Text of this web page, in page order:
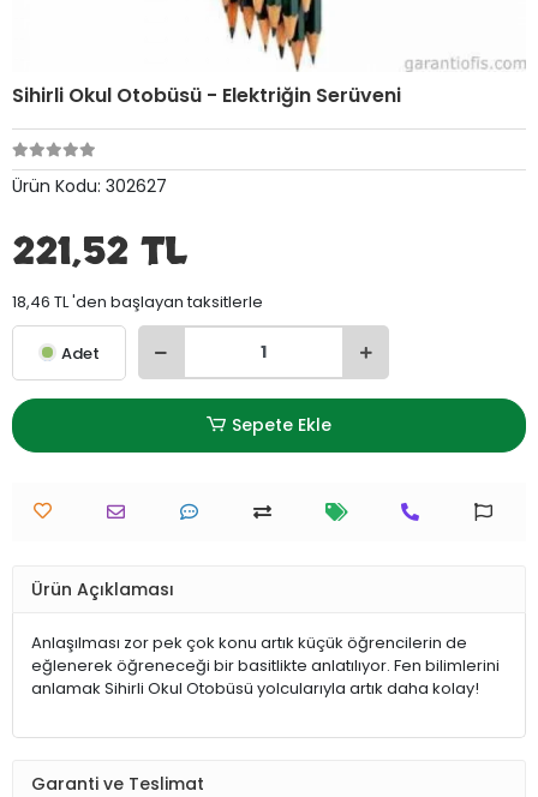
Sihirli Okul Otobüsü - Elektriğin Serüveni
Ürün Kodu: 302627
221,52 TL
18,46 TL 'den başlayan taksitlerle
Adet
Sepete Ekle
Ürün Açıklaması
Anlaşılması zor pek çok konu artık küçük öğrencilerin de
eğlenerek öğreneceği bir basitlikte anlatılıyor. Fen bilimlerini
anlamak Sihirli Okul Otobüsü yolcularıyla artık daha kolay!
Garanti ve Teslimat